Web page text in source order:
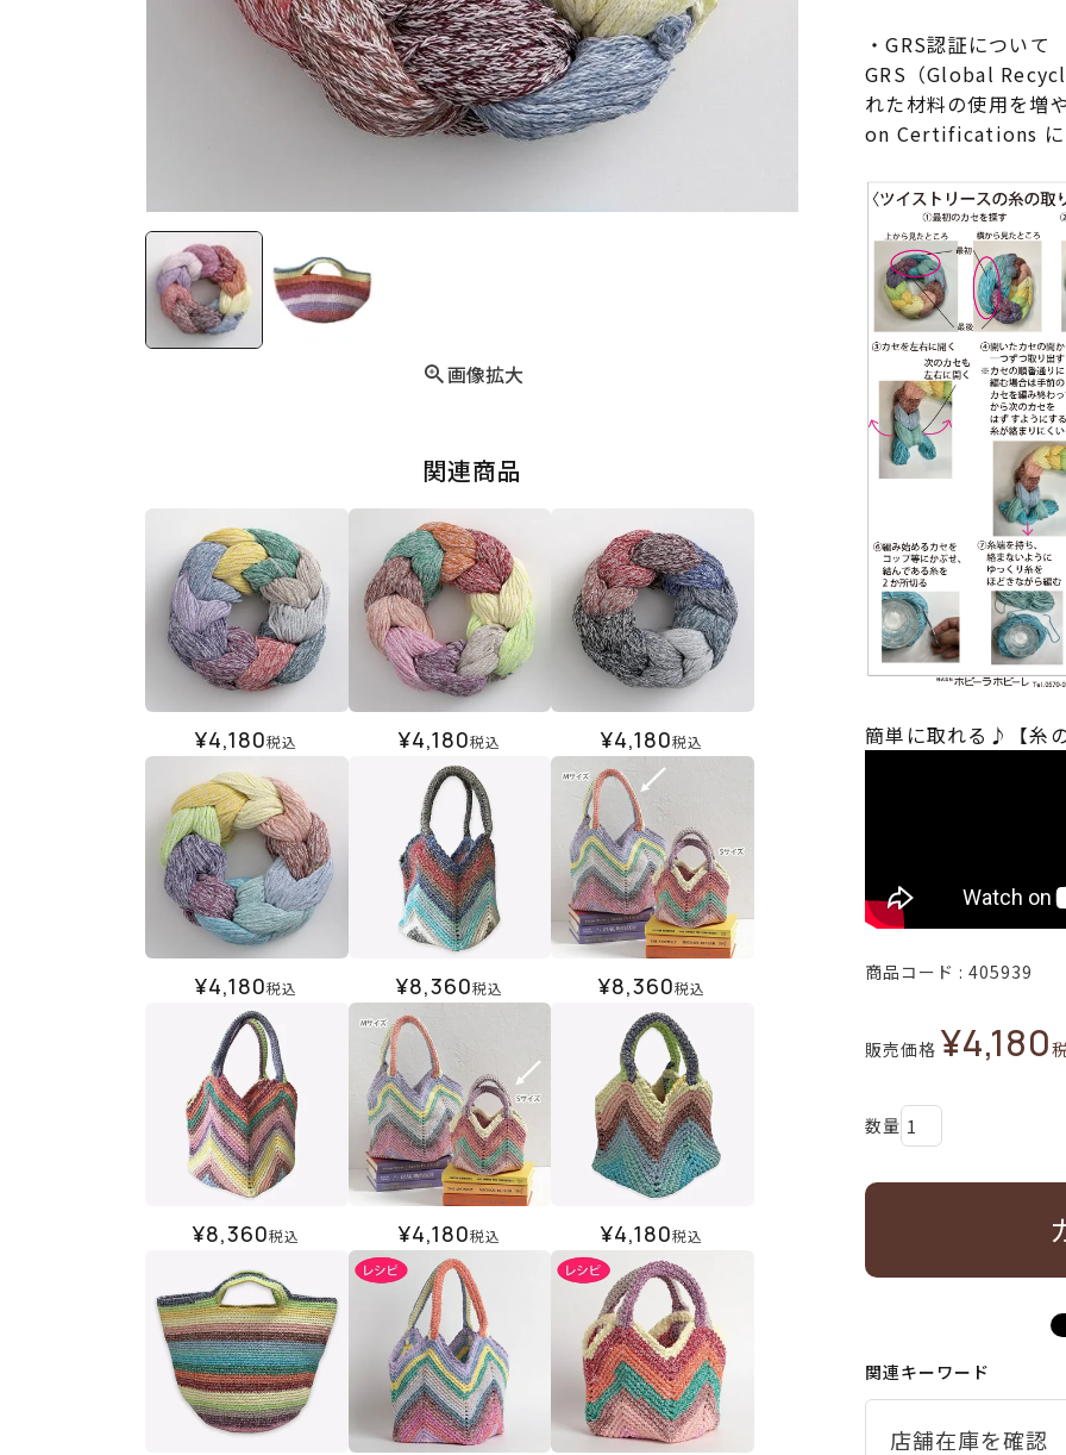
画像拡大
関連商品
¥4,180税込 ¥4,180税込 ¥4,180税込
¥4,180税込 ¥8,360税込 ¥8,360税込
¥8,360税込 ¥4,180税込 ¥4,180税込
・GRS認証について
GRS（Global
れた材料の使用を
on Certifications に
簡単に取れる♪【糸の
商品コード 405939
販売価格 ¥4,180
関連キーワード